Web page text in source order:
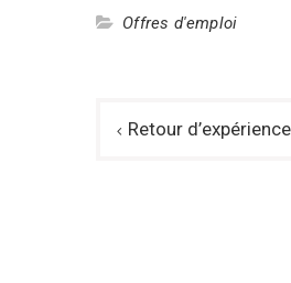
Offres d'emploi
Navigation
Retour